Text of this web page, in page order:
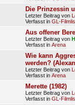
Die Prinzessin
Letzter Beitrag von
Verfasst in GL-
Aus offener
Letzter Beitrag von
Verfasst in Arena
Wie kann
werden?
Letzter Beitrag von
Verfasst in Arena
Merette (1982)
Letzter Beitrag von
Verfasst in GL-